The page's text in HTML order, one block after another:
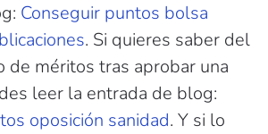
Conseguir puntos bolsa
. Si quieres saber del
de méritos tras aprobar una
leer la entrada de blog:
oposición sanidad. Y si lo